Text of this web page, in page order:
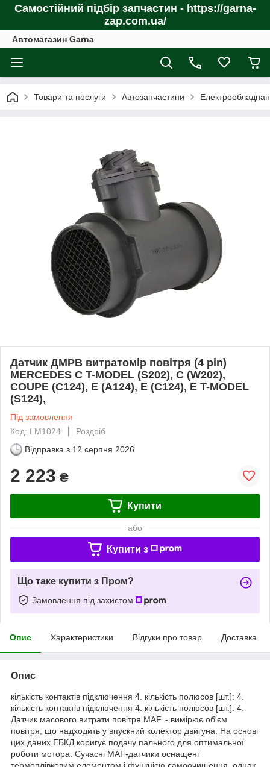
Самостійний підбір запчастин - https://garna-
zap.com.ua/
Автомагазин Garna
Товари та послуги Автозапчастини
Датчик ДМРВ витратомір повітря (4 pin)
MERCEDES C T-MODEL (S202), C (W202),
COUPE (C124), E (A124), E (C124), E T-MODEL
(S124),
Під замовлення
Код: LM1024
Роздріб
Відправка з 12 серпня 2026
2 223 ₴
Купити
або
Купити з
Що таке купити з Пром?
Замовлення під захистом
Опис Характеристики Відгуки про товар Доставка
Опис
кількість контактів підключення 4. кількість полюсов [шт.]: 4.
кількість контактів підключення 4. кількість полюсов [шт.]: 4.
Датчик масового витрати повітря MAF. - вимірює об'єм
повітря, що надходить у впускний колектор двигуна. На основі
цих даних ЕБКД коригує подачу пального для оптимальної
роботи мотора. Сучасні MAF-датчики оснащені
термоплівковим елементом і функцією самоочищення, однак